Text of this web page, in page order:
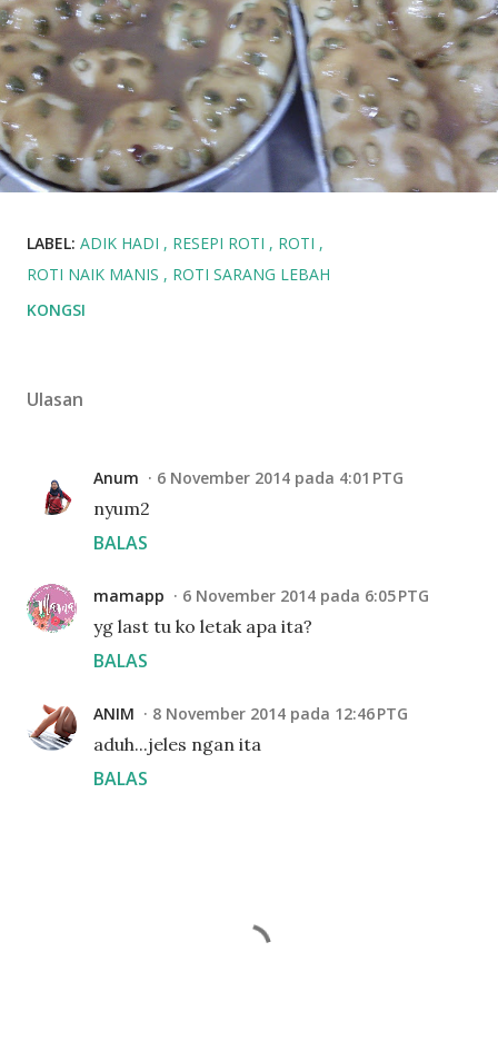
LABEL: ADIK HADI RESEPI ROTI
ROTI
ROTI NAIK MANIS
ROTI SARANG LEBAH
KONGSI
Ulasan
Anum 6 November 2014 pada 4:01 PTG
nyum2
BALAS
mamapp 6 November 2014 pada 6:05 PTG
yg last tu ko letak apa ita?
BALAS
ANIM 8 November 2014 pada 12:46 PTG
aduh...jeles ngan ita
BALAS